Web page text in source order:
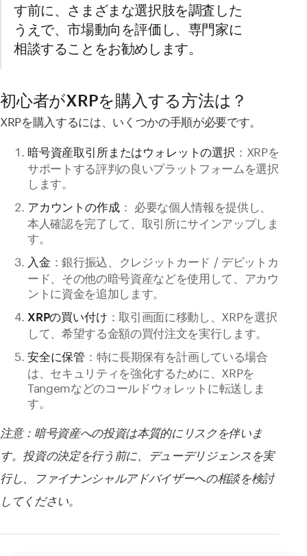
す前に、さまざまな選択肢を調査した
うえで、市場動向を評価し、専門家に
相談することをお勧めします。
初心者がXRPを購入する方法は？
XRPを購入するには、いくつかの手順が必要です。
暗号資産取引所またはウォレットの選択 ：XRPを
サポートする評判の良いプラットフォームを選択
します。
アカウントの作成： 必要な個人情報を提供し、
本人確認を完了して、取引所にサインアップしま
す。
入金 ：銀行振込、クレジットカード / デビットカ
ード、その他の暗号資産などを使用して、アカウ
ントに資金を追加します。
XRPの買い付け ：取引画面に移動し、XRPを選択
して、希望する金額の買付注文を実行します。
安全に保管 ：特に長期保有を計画している場合
は、セキュリティを強化するために、XRPを
Tangemなどのコールドウォレットに転送しま
す。
注意：暗号資産への投資は本質的にリスクを伴いま
す。投資の決定を行う前に、デューデリジェンスを実
行し、ファイナンシャルアドバイザーへの相談を検討
してください。